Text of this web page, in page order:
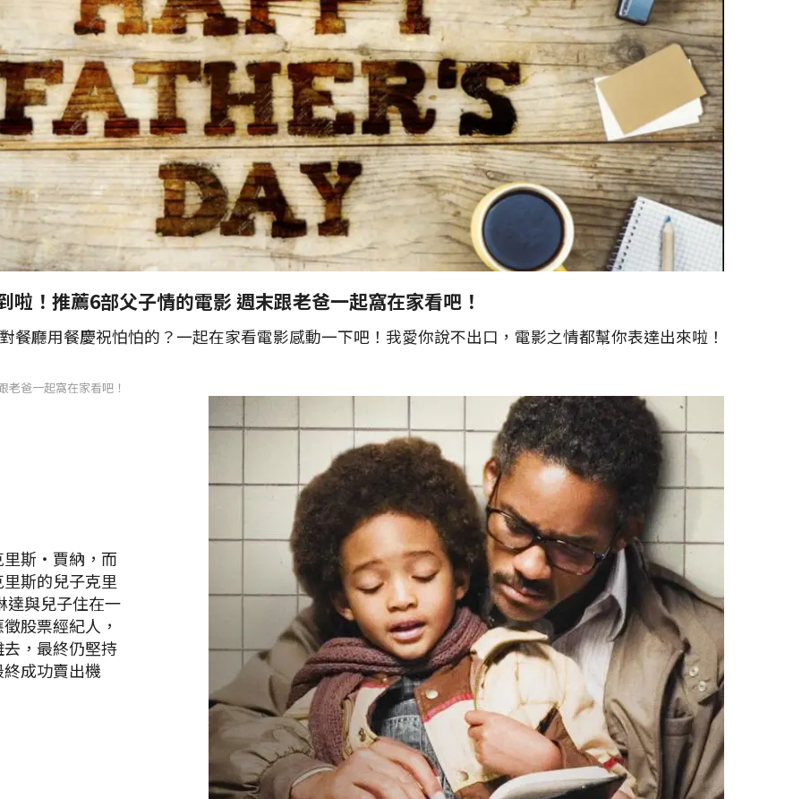
啦！推薦6部父子情的電影 週末跟老爸一起窩在家看吧！
餐廳用餐慶祝怕怕的？一起在家看電影感動一下吧！我愛你說不出口，電影之情都幫你表達出來啦！
老爸一起窩在家看吧！
里斯‧賈納，而
斯的兒子克里
達與兒子住在一
股票經紀人，
，最終仍堅持
成功賣出機